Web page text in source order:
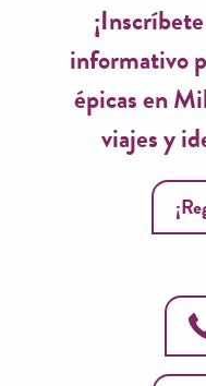
informativo
épicas en
viajes y